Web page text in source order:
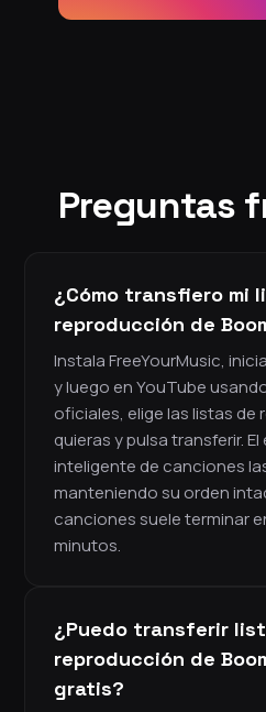
Preguntas
¿Cómo transfiero mi
reproducción de
Instala FreeYourMusic,
y luego en YouTube
oficiales, elige las listas de
quieras y pulsa transferir.
inteligente de canciones
manteniendo su orden
canciones suele terminar
minutos.
¿Puedo transferir
reproducción de
gratis?